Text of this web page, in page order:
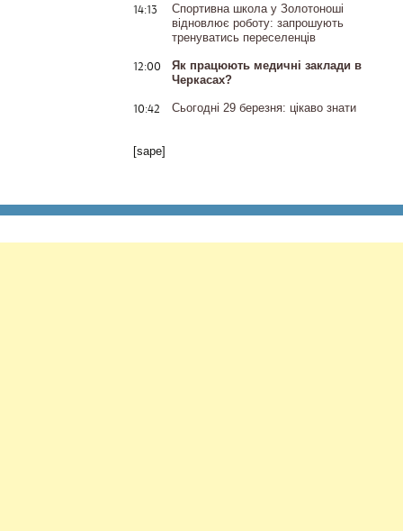
14:13
Спортивна школа у Золотоноші
відновлює роботу: запрошують
тренуватись переселенців
12:00
Як працюють медичні заклади в
Черкасах?
10:42 Сьогодні 29 березня: цікаво знати
[sape]